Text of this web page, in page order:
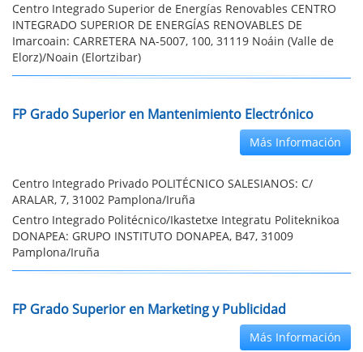
Centro Integrado Superior de Energías Renovables CENTRO
INTEGRADO SUPERIOR DE ENERGÍAS RENOVABLES DE
Imarcoain: CARRETERA NA-5007, 100, 31119 Noáin (Valle de
Elorz)/Noain (Elortzibar)
FP Grado Superior en Mantenimiento Electrónico
Más Información
Centro Integrado Privado POLITÉCNICO SALESIANOS: C/
ARALAR, 7, 31002 Pamplona/Iruña
Centro Integrado Politécnico/Ikastetxe Integratu Politeknikoa
DONAPEA: GRUPO INSTITUTO DONAPEA, B47, 31009
Pamplona/Iruña
FP Grado Superior en Marketing y Publicidad
Más Información